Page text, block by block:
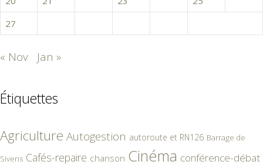
27
« Nov Jan »
Étiquettes
Agriculture Autogestion autoroute et RN126 Barrage de
Sivens Cafés-repaire chanson Cinéma conférence-débat